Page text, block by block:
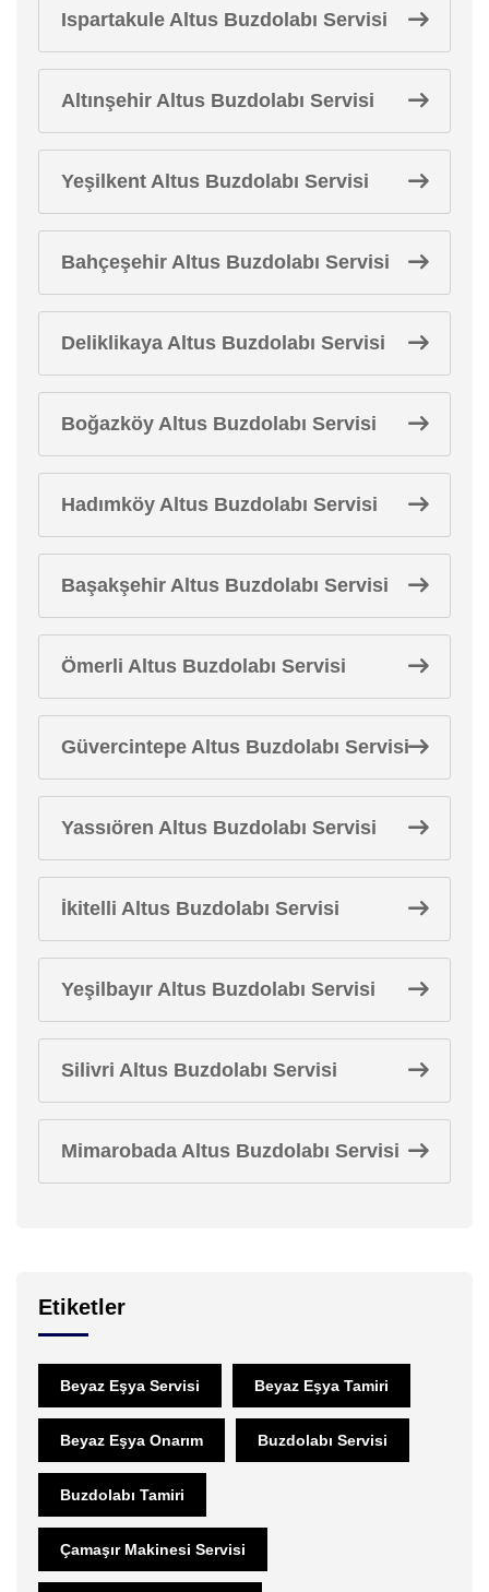
Ispartakule Altus Buzdolabı Servisi
Altınşehir Altus Buzdolabı Servisi
Yeşilkent Altus Buzdolabı Servisi
Bahçeşehir Altus Buzdolabı Servisi
Deliklikaya Altus Buzdolabı Servisi
Boğazköy Altus Buzdolabı Servisi
Hadımköy Altus Buzdolabı Servisi
Başakşehir Altus Buzdolabı Servisi
Ömerli Altus Buzdolabı Servisi
Güvercintepe Altus Buzdolabı Servisi
Yassıören Altus Buzdolabı Servisi
İkitelli Altus Buzdolabı Servisi
Yeşilbayır Altus Buzdolabı Servisi
Silivri Altus Buzdolabı Servisi
Mimarobada Altus Buzdolabı Servisi
Etiketler
Beyaz Eşya Servisi Beyaz Eşya Tamiri
Beyaz Eşya Onarım Buzdolabı Servisi
Buzdolabı Tamiri
Çamaşır Makinesi Servisi